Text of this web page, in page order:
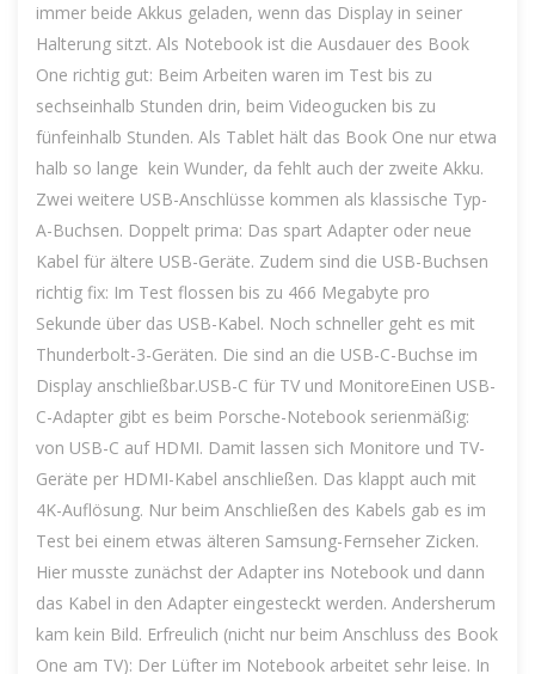
immer beide Akkus geladen, wenn das Display in seiner
Halterung sitzt. Als Notebook ist die Ausdauer des Book
One richtig gut: Beim Arbeiten waren im Test bis zu
sechseinhalb Stunden drin, beim Videogucken bis zu
fünfeinhalb Stunden. Als Tablet hält das Book One nur etwa
halb so lange  kein Wunder, da fehlt auch der zweite Akku.
Zwei weitere USB-Anschlüsse kommen als klassische Typ-
A-Buchsen. Doppelt prima: Das spart Adapter oder neue
Kabel für ältere USB-Geräte. Zudem sind die USB-Buchsen
richtig fix: Im Test flossen bis zu 466 Megabyte pro
Sekunde über das USB-Kabel. Noch schneller geht es mit
Thunderbolt-3-Geräten. Die sind an die USB-C-Buchse im
Display anschließbar.USB-C für TV und MonitoreEinen USB-
C-Adapter gibt es beim Porsche-Notebook serienmäßig:
von USB-C auf HDMI. Damit lassen sich Monitore und TV-
Geräte per HDMI-Kabel anschließen. Das klappt auch mit
4K-Auflösung. Nur beim Anschließen des Kabels gab es im
Test bei einem etwas älteren Samsung-Fernseher Zicken.
Hier musste zunächst der Adapter ins Notebook und dann
das Kabel in den Adapter eingesteckt werden. Andersherum
kam kein Bild. Erfreulich (nicht nur beim Anschluss des Book
One am TV): Der Lüfter im Notebook arbeitet sehr leise. In